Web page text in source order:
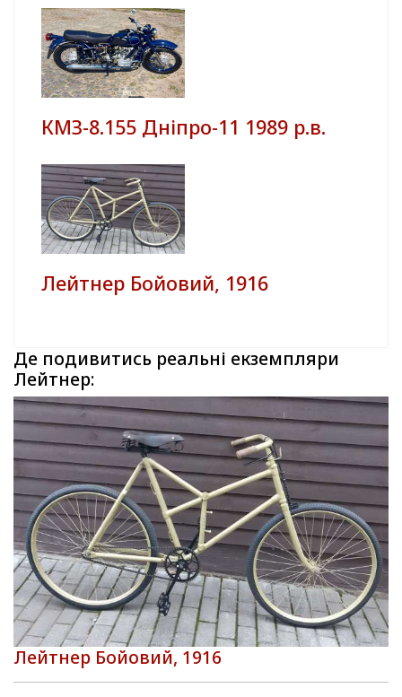
КМЗ-8.155 Дніпро-11 1989 р.в.
Лейтнер Бойовий, 1916
Де подивитись реальні екземпляри
Лейтнер:
Лейтнер Бойовий, 1916